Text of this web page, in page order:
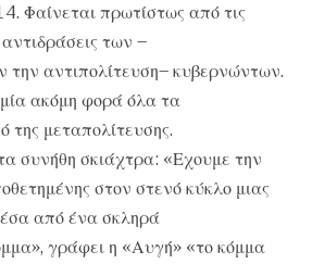
Φαίνεται πρωτίστως από τις
των –
την αντιπολίτευση– κυβερνώντων.
ακόμη φορά όλα τα
της μεταπολίτευσης.
συνήθη σκιάχτρα: «Εχουμε την
στον στενό κύκλο μιας
από ένα σκληρά
γράφει η «Αυγή» «το κόμμα